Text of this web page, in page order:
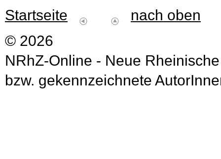
Startseite
nach oben
© 2026
NRhZ-Online - Neue
bzw. gekennzeichnete